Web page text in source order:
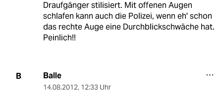
Draufgänger stilisiert. Mit offenen Augen
schlafen kann auch die Polizei, wenn eh' schon
das rechte Auge eine Durchblickschwäche hat.
Peinlich!!
B Balle
14.08.2012, 12:33 Uhr